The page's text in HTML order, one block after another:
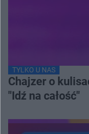
TYLKO U NAS
Chajzer o
"Idź na całość"